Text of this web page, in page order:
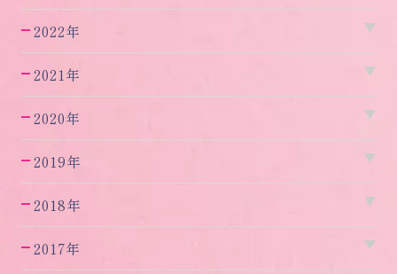
2022年
2021年
2020年
2019年
2018年
2017年